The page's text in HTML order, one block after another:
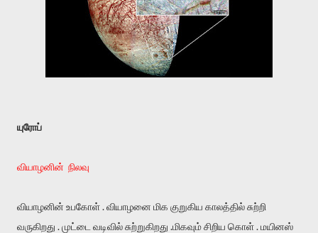
யுரோப்
வியாழனின் நிலவு
வியாழனின் உபகோள் . வியாழனை மிக குறுகிய காலத்தில் சுற்றி
வருகிறது . முட்டை வடிவில் சுற்றுகிறது .மிகவும் சிறிய கொள் . மயினஸ்